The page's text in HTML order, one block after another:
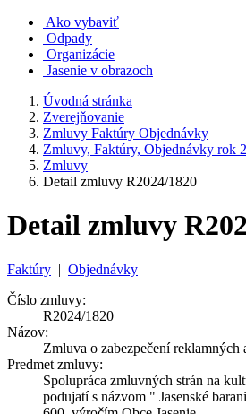
Ako vybaviť
Odpady
Organizácie
Jasenie v obrazoch
Úvodná stránka
Zverejňovanie
Zmluvy Faktúry Objednávky
Zmluvy, Faktúry, Objednávky rok
Zmluvy
Detail zmluvy R2024/1820
Detail zmluvy
Faktúry | Objednávky
Číslo zmluvy:
R2024/1820
Názov:
Zmluva o zabezpečení reklamných
Predmet zmluvy:
Spolupráca zmluvných strán na
podujatí s názvom " Jasenské